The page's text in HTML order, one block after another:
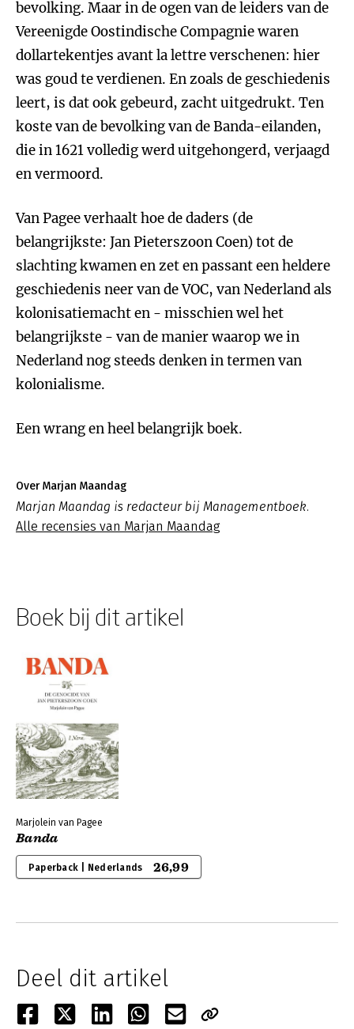
bevolking. Maar in de ogen van de leiders van de
Vereenigde Oostindische Compagnie waren
dollartekentjes avant la lettre verschenen: hier
was goud te verdienen. En zoals de geschiedenis
leert, is dat ook gebeurd, zacht uitgedrukt. Ten
koste van de bevolking van de Banda-eilanden,
die in 1621 volledig werd uitgehongerd, verjaagd
en vermoord.
Van Pagee verhaalt hoe de daders (de
belangrijkste: Jan Pieterszoon Coen) tot de
slachting kwamen en zet en passant een heldere
geschiedenis neer van de VOC, van Nederland als
kolonisatiemacht en - misschien wel het
belangrijkste - van de manier waarop we in
Nederland nog steeds denken in termen van
kolonialisme.
Een wrang en heel belangrijk boek.
Over Marjan Maandag
Marjan Maandag is redacteur bij Managementboek.
Alle recensies van Marjan Maandag
Boek bij dit artikel
Marjolein van Pagee
Banda
Paperback | Nederlands 26,99
Deel dit artikel